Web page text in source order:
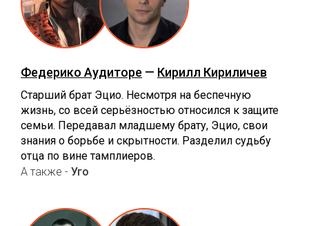
Федерико Аудиторе — Кирилл Кириличев
Старший брат Эцио. Несмотря на беспечную
жизнь, со всей серьёзностью относился к защите
семьи. Передавал младшему брату, Эцио, свои
знания о борьбе и скрытности. Разделил судьбу
отца по вине тамплиеров.
А также - Уго